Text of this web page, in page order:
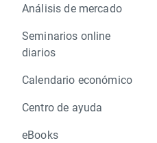
Análisis de mercado
Seminarios online
diarios
Calendario económico
Centro de ayuda
eBooks